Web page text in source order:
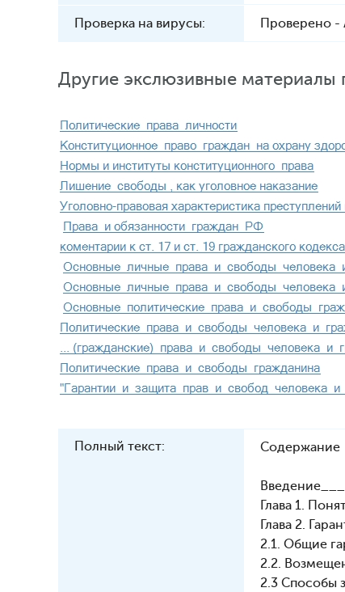
Проверка на вирусы: Проверено -
Другие экслюзивные материалы
Полный текст: Содержание
Глава 1.
Глава 2.
2.1. Общие
2.2.
2.3 Способы